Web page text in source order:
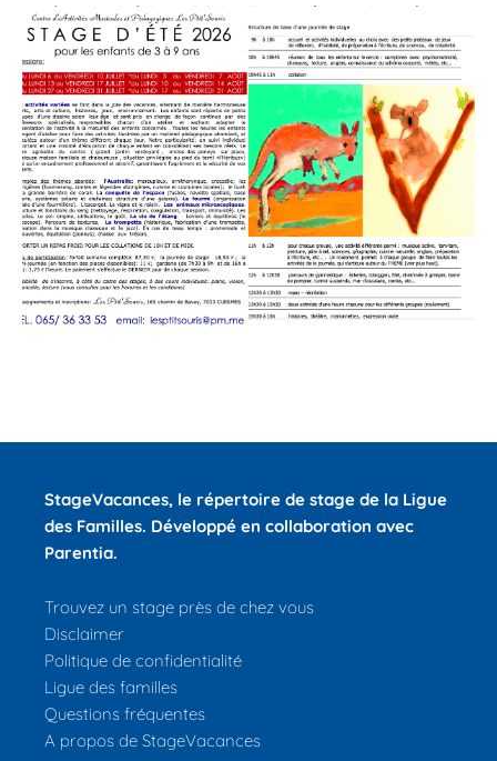
StageVacances, le répertoire de stage de la Ligue
des Familles. Développé en collaboration avec
Parentia.
Trouvez un stage près de chez vous
Disclaimer
Politique de confidentialité
Ligue des familles
Questions fréquentes
A propos de StageVacances